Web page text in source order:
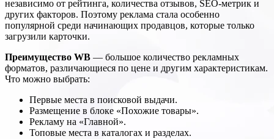
независимо от рейтинга, количества отзывов, SEO-метрик и
других факторов. Поэтому реклама стала особенно
популярной среди начинающих продавцов, которые только
загрузили карточки.
Преимущество WB — большое количество рекламных
форматов, различающиеся по цене и другим характеристикам.
Что можно выбрать:
Первые места в поисковой выдачи.
Размещение в блоке «Похожие товары».
Рекламу на «Главной».
Топовые места в каталогах и разделах.